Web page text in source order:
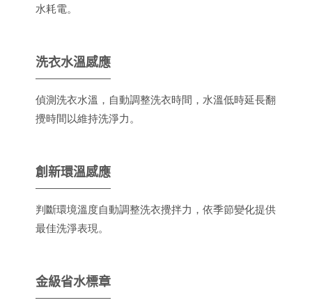
水耗電。
洗衣水溫感應
偵測洗衣水溫，自動調整洗衣時間，水溫低時延長翻
攪時間以維持洗淨力。
創新環溫感應
判斷環境溫度自動調整洗衣攪拌力，依季節變化提供
最佳洗淨表現。
金級省水標章